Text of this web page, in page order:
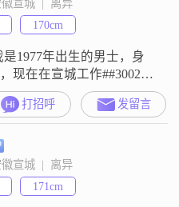
宣城  |  离异
170cm
1977年出生的男士，身
现在在宣城工作##3002##
是大专，月收入在12001到
之间##3002##我这个人责任
时性格幽默风趣，心态乐
事成熟稳重##3002##我
划未来，也喜欢外出旅
摄影摄像##3002##在相
持真诚相待，懂得
打招呼 发留言
宣城  |  离异
171cm